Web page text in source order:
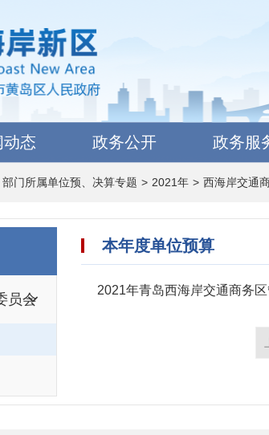
动态 政务公开 政务服
部门所属单位预、决算专题 > 2021年 > 西海岸交通
员会
本年度单位预算
2021年青岛西海岸交通商务